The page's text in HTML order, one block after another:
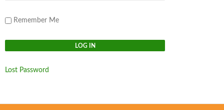
Remember Me
Lost Password